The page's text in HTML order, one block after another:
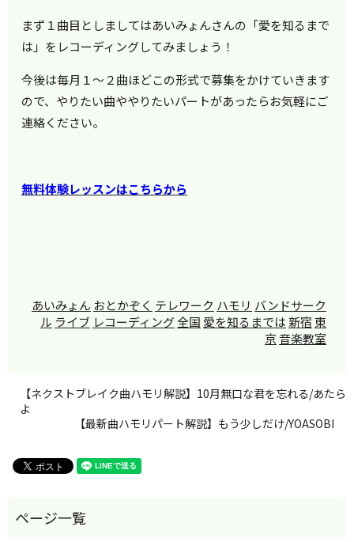
まず１曲目としましてはあいみょんさんの「愛を知るまで
は」をレコーディングしてみましょう！
今後は毎月１～２曲ほどこの形式で募集をかけていきます
ので、やりたい曲ややりたいパートがあったらお気軽にご
連絡ください。
無料体験レッスンはこちらから
あいみょん おとかぞく テレワーク ハモリ バンドサーク
ル ライブ レコーディング全国 愛を知るまでは 新宿 東
京音楽教室
【ネクストブレイク曲ハモリ解説】10月無口な君を忘れる/あたら
よ
【最新曲ハモリパート解説】もう少しだけ/YOASOBI